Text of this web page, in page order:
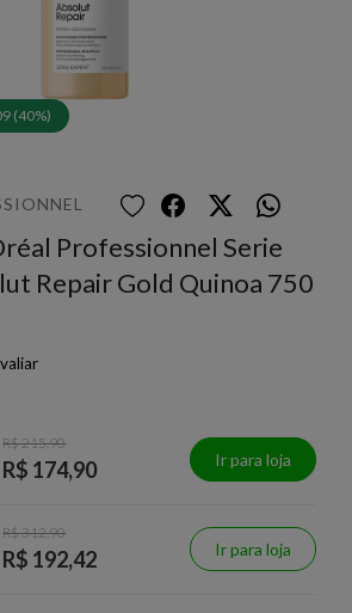
(40%)
Professionnel Serie
Repair Gold Quinoa 750
R$ 215,90
R$ 174,90 Ir para loja
R$ 312,90
R$ 192,42 Ir para loja